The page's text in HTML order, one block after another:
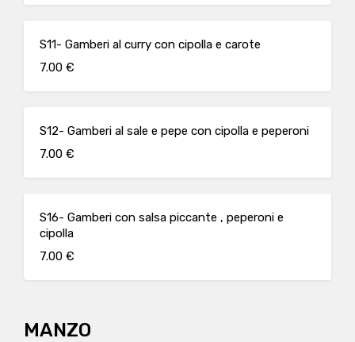
S11- Gamberi al curry con cipolla e carote
7.00 €
S12- Gamberi al sale e pepe con cipolla e peperoni
7.00 €
S16- Gamberi con salsa piccante , peperoni e
cipolla
7.00 €
MANZO